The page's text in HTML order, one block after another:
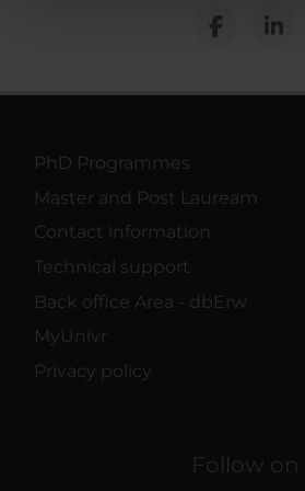
pubblicità e social media, i quali
PhD Programmes
Master and Post Lauream
Contact information
Technical support
Back office Area - dbErw
MyUnivr
Privacy policy
Follow on